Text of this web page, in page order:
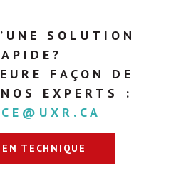
SOLUTION
FAÇON DE
EXPERTS :
TECHNIQUE